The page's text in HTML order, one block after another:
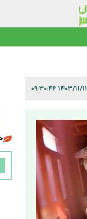
۱۴۰۳/۱۱/۱۱ ۰۹:۳۰:۴۶